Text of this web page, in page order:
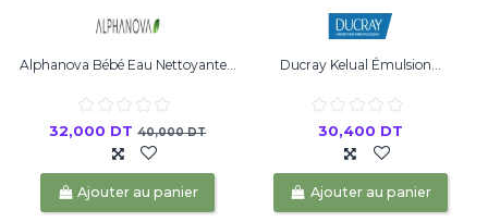
Alphanova Bébé Eau Nettoyante...
32,000 DT40,000 DT
Ajouter au panier
Ducray Kelual Émulsion...
30,400 DT
Ajouter au panier